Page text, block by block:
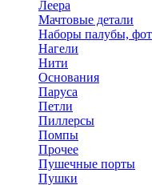
Леера
Мачтовые детали
Наборы палубы,
Нагели
Нити
Основания
Паруса
Петли
Пиллерсы
Помпы
Прочее
Пушечные порты
Пушки